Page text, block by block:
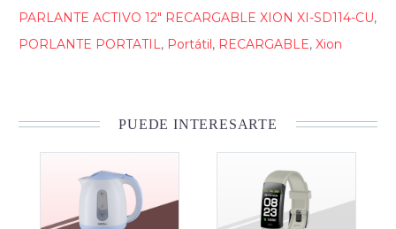
PARLANTE ACTIVO 12" RECARGABLE XION XI-SD114-CU,
PORLANTE PORTATIL, Portátil, RECARGABLE, Xion
PUEDE INTERESARTE